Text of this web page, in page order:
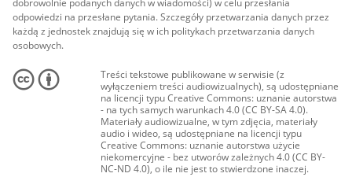
odpowiedzi na przesłane pytania. Szczegóły przetwarzania danych przez
każdą z jednostek znajdują się w ich politykach przetwarzania danych
osobowych.
Treści tekstowe publikowane w serwisie (z
wyłączeniem treści audiowizualnych), są udostępniane
na licencji typu Creative Commons: uznanie autorstwa
- na tych samych warunkach 4.0 (CC BY-SA 4.0).
Materiały audiowizualne, w tym zdjęcia, materiały
audio i wideo, są udostępniane na licencji typu
Creative Commons: uznanie autorstwa użycie
niekomercyjne - bez utworów zależnych 4.0 (CC BY-
NC-ND 4.0), o ile nie jest to stwierdzone inaczej.